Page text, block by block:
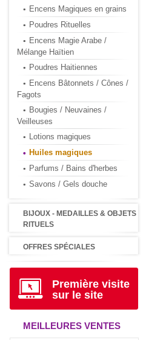
Encens Magiques en grains
Poudres Rituelles
Encens Magie Arabe /
Mélange Haïtien
Poudres Haitiennes
Encens Bâtonnets / Cônes /
Fagots
Bougies / Neuvaines /
Veilleuses
Lotions magiques
Huiles magiques
Parfums / Bains d'herbes
Savons / Gels douche
BIJOUX - MEDAILLES & OBJETS
RITUELS
OFFRES SPÉCIALES
Première visite
sur le site
MEILLEURES VENTES